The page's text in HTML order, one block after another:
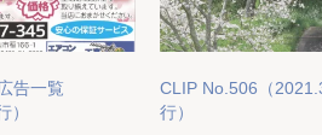
告一覧
）
CLIP No.506（
行）